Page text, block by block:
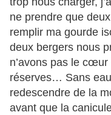
ne prendre que
remplir ma gourde
deux bergers nous
n’avons pas le
réserves… Sans
redescendre de la
avant que la